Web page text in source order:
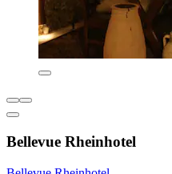
Bellevue Rheinhotel